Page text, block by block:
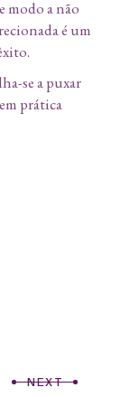
modo a não
é um
se a puxar
prática
NEXT